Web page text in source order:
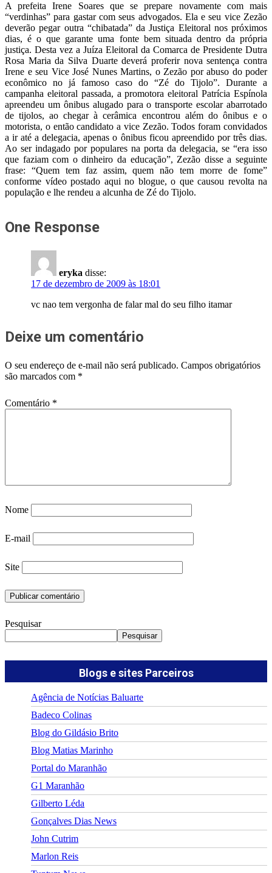
A prefeita Irene Soares que se prepare novamente com mais
“verdinhas” para gastar com seus advogados. Ela e seu vice Zezão
deverão pegar outra “chibatada” da Justiça Eleitoral nos próximos
dias, é o que garante uma fonte bem situada dentro da própria
justiça. Desta vez a Juíza Eleitoral da Comarca de Presidente Dutra
Rosa Maria da Silva Duarte deverá proferir nova sentença contra
Irene e seu Vice José Nunes Martins, o Zezão por abuso do poder
econômico no já famoso caso do “Zé do Tijolo”. Durante a
campanha eleitoral passada, a promotora eleitoral Patrícia Espínola
apreendeu um ônibus alugado para o transporte escolar abarrotado
de tijolos, ao chegar à cerâmica encontrou além do ônibus e o
motorista, o então candidato a vice Zezão. Todos foram convidados
a ir até a delegacia, apenas o ônibus ficou apreendido por três dias.
Ao ser indagado por populares na porta da delegacia, se “era isso
que faziam com o dinheiro da educação”, Zezão disse a seguinte
frase: “Quem tem faz assim, quem não tem morre de fome”
conforme vídeo postado aqui no blogue, o que causou revolta na
população e lhe rendeu a alcunha de Zé do Tijolo.
One Response
eryka disse:
17 de dezembro de 2009 às 18:01
vc nao tem vergonha de falar mal do seu filho itamar
Deixe um comentário
O seu endereço de e-mail não será publicado. Campos obrigatórios
são marcados com *
Comentário *
Nome
E-mail
Site
Pesquisar
Pesquisar
Blogs e sites Parceiros
Agência de Notícias Baluarte
Badeco Colinas
Blog do Gildásio Brito
Blog Matias Marinho
Portal do Maranhão
G1 Maranhão
Gilberto Léda
Gonçalves Dias News
John Cutrim
Marlon Reis